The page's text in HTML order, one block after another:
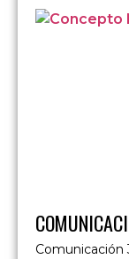
Comunicación